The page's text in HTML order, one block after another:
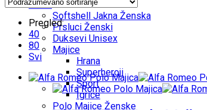
ŽENE
Softshell Jakna Ženska
Prsluci Ženski
Duksevi Unisex
Majice
Hrana
Superheroji
Sport
Igrice
Polo Majice Ženske
Pregled:
40
80
Svi